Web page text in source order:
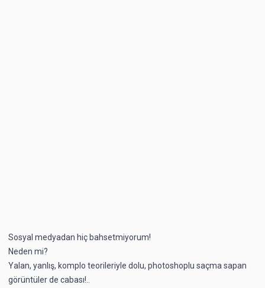
Sosyal medyadan hiç bahsetmiyorum!
Neden mi?
Yalan, yanlış, komplo teorileriyle dolu, photoshoplu saçma sapan
görüntüler de cabası!..